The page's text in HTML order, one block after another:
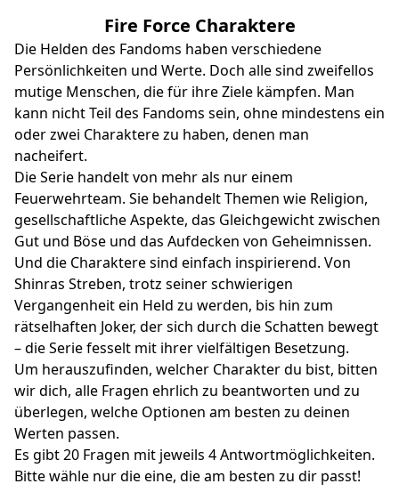
Fire Force Charaktere
Die Helden des Fandoms haben verschiedene
Persönlichkeiten und Werte. Doch alle sind zweifellos
mutige Menschen, die für ihre Ziele kämpfen. Man
kann nicht Teil des Fandoms sein, ohne mindestens ein
oder zwei Charaktere zu haben, denen man
nacheifert.
Die Serie handelt von mehr als nur einem
Feuerwehrteam. Sie behandelt Themen wie Religion,
gesellschaftliche Aspekte, das Gleichgewicht zwischen
Gut und Böse und das Aufdecken von Geheimnissen.
Und die Charaktere sind einfach inspirierend. Von
Shinras Streben, trotz seiner schwierigen
Vergangenheit ein Held zu werden, bis hin zum
rätselhaften Joker, der sich durch die Schatten bewegt
– die Serie fesselt mit ihrer vielfältigen Besetzung.
Um herauszufinden, welcher Charakter du bist, bitten
wir dich, alle Fragen ehrlich zu beantworten und zu
überlegen, welche Optionen am besten zu deinen
Werten passen.
Es gibt 20 Fragen mit jeweils 4 Antwortmöglichkeiten.
Bitte wähle nur die eine, die am besten zu dir passt!